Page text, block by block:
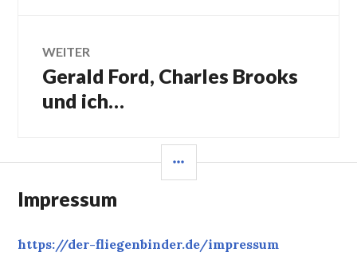
WEITER
Nächster
Beitrag:
Gerald Ford, Charles Brooks
und ich…
Impressum
https://der-fliegenbinder.de/impressum